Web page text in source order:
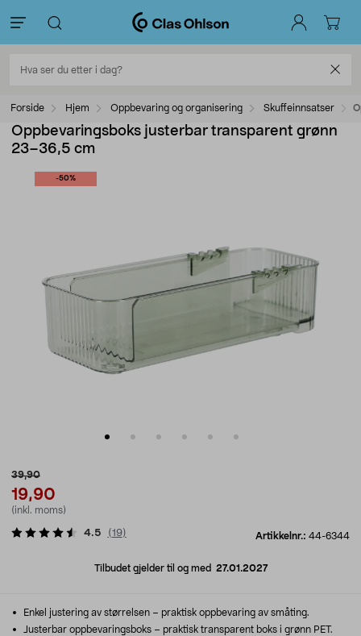
Forside Hjem Oppbevaring og organisering Skuffeinnsatser
Oppbevaringsboks justerbar transparent grønn
23–36,5 cm
-50%
39,90
19,90
(inkl. moms)
Artikkelnr.: 44-6344
4.5 (19)
Tilbudet gjelder til og med 27.01.2027
Enkel justering av størrelsen – praktisk oppbevaring av småting.
Justerbar oppbevaringsboks – praktisk transparent boks i grønn PET.